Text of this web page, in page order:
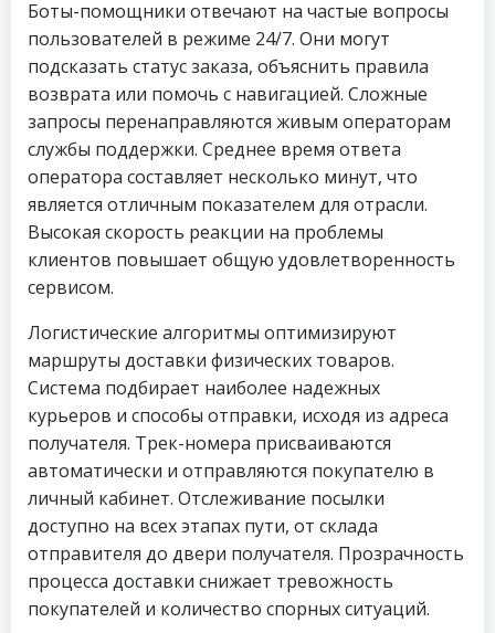
Боты-помощники отвечают на частые вопросы
пользователей в режиме 24/7. Они могут
подсказать статус заказа, объяснить правила
возврата или помочь с навигацией. Сложные
запросы перенаправляются живым операторам
службы поддержки. Среднее время ответа
оператора составляет несколько минут, что
является отличным показателем для отрасли.
Высокая скорость реакции на проблемы
клиентов повышает общую удовлетворенность
сервисом.
Логистические алгоритмы оптимизируют
маршруты доставки физических товаров.
Система подбирает наиболее надежных
курьеров и способы отправки, исходя из адреса
получателя. Трек-номера присваиваются
автоматически и отправляются покупателю в
личный кабинет. Отслеживание посылки
доступно на всех этапах пути, от склада
отправителя до двери получателя. Прозрачность
процесса доставки снижает тревожность
покупателей и количество спорных ситуаций.